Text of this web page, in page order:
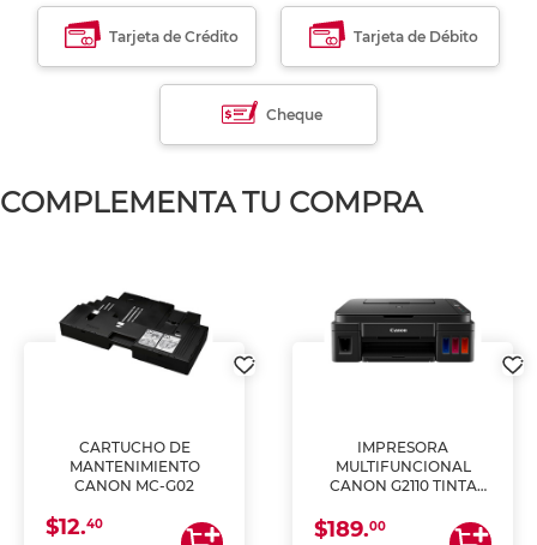
Tarjeta de Crédito Tarjeta de Débito
Cheque
COMPLEMENTA TU COMPRA
CARTUCHO DE
MANTENIMIENTO
CANON MC-G02
$12.40
IMPRESORA
MULTIFUNCIONAL
CANON G2110 TINTA
$189.00